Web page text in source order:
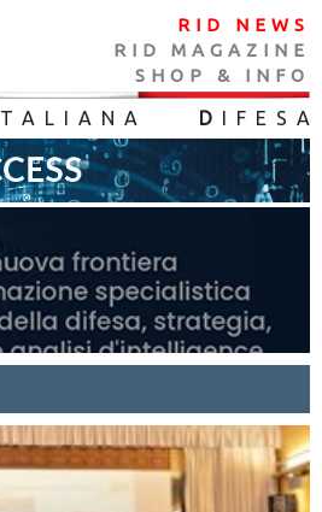
RID NEWS
RID MAGAZINE
SHOP & INFO
TALIANA D IFES A